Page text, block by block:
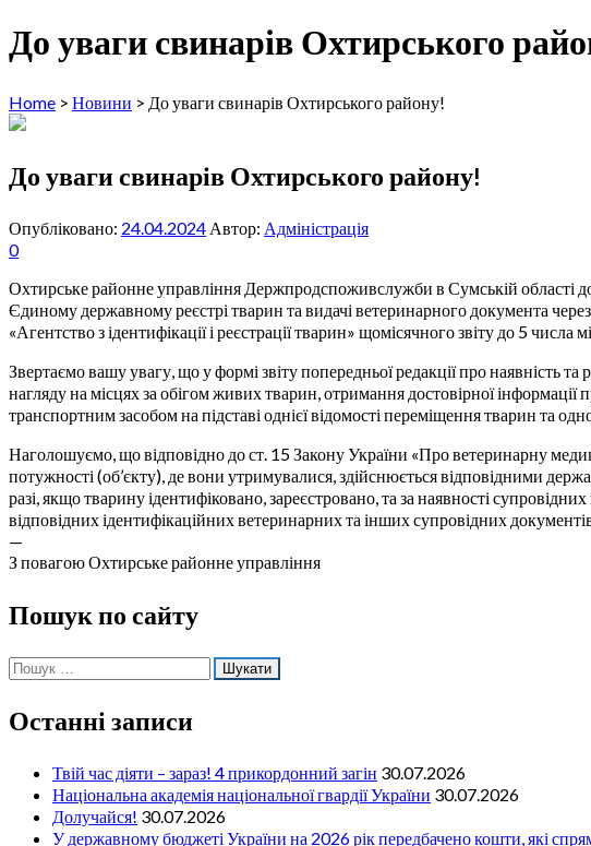
До уваги свинарів Охтирського
Home > Новини > До уваги свинарів Охтирського району!
До уваги свинарів Охтирського району!
Опубліковано: 24.04.2024 Автор: Адміністрація
0
Охтирське районне управління Держпродспоживслужби в Сумській області
Єдиному державному реєстрі тварин та видачі ветеринарного документа
«Агентство з ідентифікації і реєстрації тварин» щомісячного звіту до 5
Звертаємо вашу увагу, що у формі звіту попередньої редакції про наявність
нагляду на місцях за обігом живих тварин, отримання достовірної
транспортним засобом на підставі однієї відомості переміщення тварин та
Наголошуємо, що відповідно до ст. 15 Закону України «Про ветеринарну
потужності (об’єкту), де вони утримувалися, здійснюється відповідними
разі, якщо тварину ідентифіковано, зареєстровано, та за наявності
відповідних ідентифікаційних ветеринарних та інших супровідних
—
З повагою Охтирське районне управління
Пошук по сайту
Пошук:
Останні записи
Твій час діяти – зараз! 4 прикордонний загін 30.07.2026
Національна академія національної гвардії України 30.07.2026
Долучайся! 30.07.2026
У державному бюджеті України на 2026 рік передбачено кошти, які